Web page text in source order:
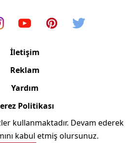
İletişim
Reklam
Yardım
Politikası
2024 Canlimobeseizle.com
kullanmaktadır. Devam ederek
kabul etmiş olursunuz.